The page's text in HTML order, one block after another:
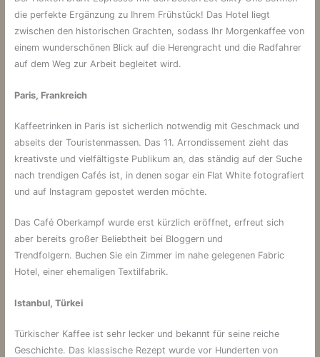
die perfekte Ergänzung zu Ihrem Frühstück! Das Hotel liegt
zwischen den historischen Grachten, sodass Ihr Morgenkaffee von
einem wunderschönen Blick auf die Herengracht und die Radfahrer
auf dem Weg zur Arbeit begleitet wird.
Paris, Frankreich
Kaffeetrinken in Paris ist sicherlich notwendig mit Geschmack und
abseits der Touristenmassen. Das 11. Arrondissement zieht das
kreativste und vielfältigste Publikum an, das ständig auf der Suche
nach trendigen Cafés ist, in denen sogar ein Flat White fotografiert
und auf Instagram gepostet werden möchte.
Das Café Oberkampf wurde erst kürzlich eröffnet, erfreut sich
aber bereits großer Beliebtheit bei Bloggern und
Trendfolgern. Buchen Sie ein Zimmer im nahe gelegenen Fabric
Hotel, einer ehemaligen Textilfabrik.
Istanbul, Türkei
Türkischer Kaffee ist sehr lecker und bekannt für seine reiche
Geschichte. Das klassische Rezept wurde vor Hunderten von